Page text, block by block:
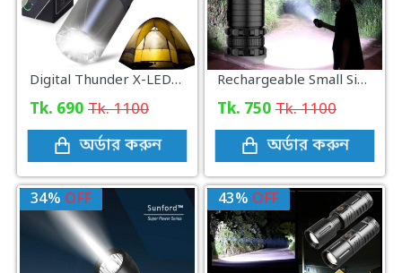
Digital Thunder X-LED+2835, Portable & Rechargeable Waterproof Torch FlashLight
Tk. 690 Tk. 1100
অর্ডার করুন
Rechargeable Small Size 3 F350 LED Mini Flash And Torch Light
Tk. 750 Tk. 1100
অর্ডার করুন
34% OFF 43% OFF